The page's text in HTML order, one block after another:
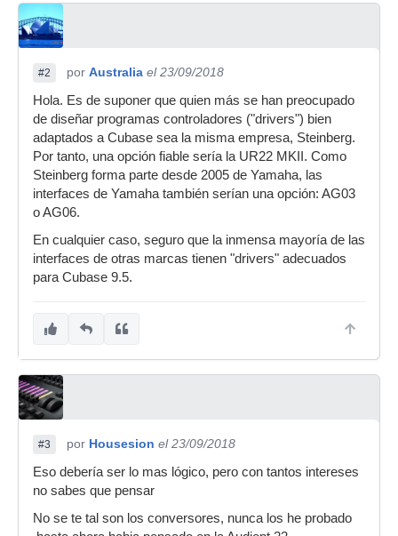
#2 por Australia el 23/09/2018
Hola. Es de suponer que quien más se han preocupado
de diseñar programas controladores ("drivers") bien
adaptados a Cubase sea la misma empresa, Steinberg.
Por tanto, una opción fiable sería la UR22 MKII. Como
Steinberg forma parte desde 2005 de Yamaha, las
interfaces de Yamaha también serían una opción: AG03
o AG06.
En cualquier caso, seguro que la inmensa mayoría de las
interfaces de otras marcas tienen "drivers" adecuados
para Cubase 9.5.
#3 por Housesion el 23/09/2018
Eso debería ser lo mas lógico, pero con tantos intereses
no sabes que pensar
No se te tal son los conversores, nunca los he probado